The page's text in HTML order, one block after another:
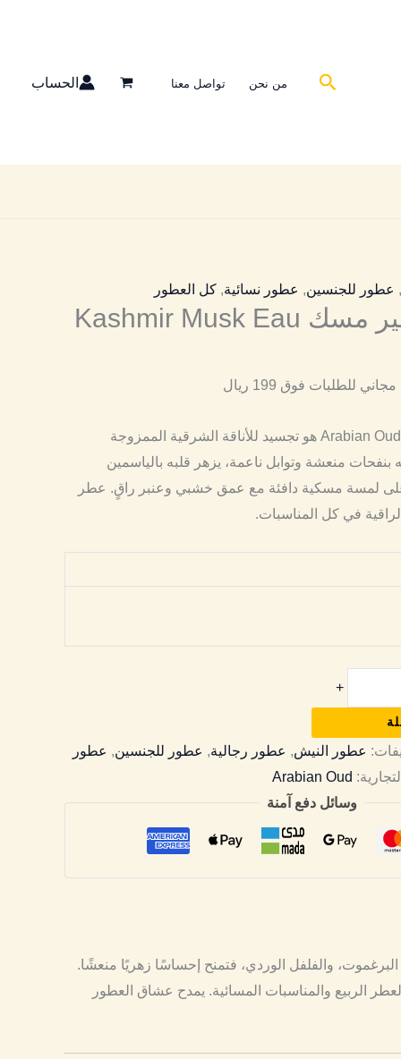
البحث من نحن تواصل معنا الحساب
, عطور للجنسين, عطور نسائية, كل العطور
مستوحى كشمير مسك Kashmir Musk Eau
للطلبات فوق 199 ريال
عطر “Kashmir Musk” من Arabian Oud هو تجسيد للأناقة الشرقية الممزوجة
بنفحات منعشة وتوابل ناعمة، يزهر قلبه بالياسمين
على لمسة مسكية دافئة مع عمق خشبي وعنبر راقٍ. عطر
في كل المناسبات.
+
عطور النيش, عطور رجالية, عطور للجنسين, عطور
Arabian Oud
وسائل دفع آمنة
والأناقة. تبدأ الرحلة بزهر الكمثرى، البرغموت، والفلفل الوردي، فتمنح إحساسًا زهريًا منعشًا.
النهاية، يمنح المسك والباتشولي أثرًا يدوم 8-10 ساعات. لذلك، يناسب العطر الربيع والمناسبات المسائية. يمدح عشاق العطور